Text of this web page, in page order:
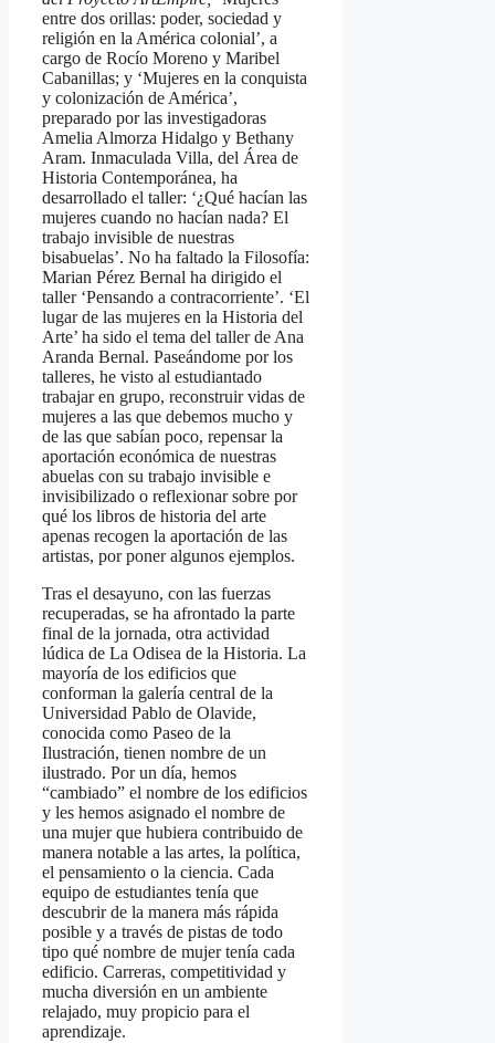
entre dos orillas: poder, sociedad y
religión en la América colonial’, a
cargo de Rocío Moreno y Maribel
Cabanillas; y ‘Mujeres en la conquista
y colonización de América’,
preparado por las investigadoras
Amelia Almorza Hidalgo y Bethany
Aram. Inmaculada Villa, del Área de
Historia Contemporánea, ha
desarrollado el taller: ‘¿Qué hacían las
mujeres cuando no hacían nada? El
trabajo invisible de nuestras
bisabuelas’. No ha faltado la Filosofía:
Marian Pérez Bernal ha dirigido el
taller ‘Pensando a contracorriente’. ‘El
lugar de las mujeres en la Historia del
Arte’ ha sido el tema del taller de Ana
Aranda Bernal. Paseándome por los
talleres, he visto al estudiantado
trabajar en grupo, reconstruir vidas de
mujeres a las que debemos mucho y
de las que sabían poco, repensar la
aportación económica de nuestras
abuelas con su trabajo invisible e
invisibilizado o reflexionar sobre por
qué los libros de historia del arte
apenas recogen la aportación de las
artistas, por poner algunos ejemplos.
Tras el desayuno, con las fuerzas
recuperadas, se ha afrontado la parte
final de la jornada, otra actividad
lúdica de La Odisea de la Historia. La
mayoría de los edificios que
conforman la galería central de la
Universidad Pablo de Olavide,
conocida como Paseo de la
Ilustración, tienen nombre de un
ilustrado. Por un día, hemos
“cambiado” el nombre de los edificios
y les hemos asignado el nombre de
una mujer que hubiera contribuido de
manera notable a las artes, la política,
el pensamiento o la ciencia. Cada
equipo de estudiantes tenía que
descubrir de la manera más rápida
posible y a través de pistas de todo
tipo qué nombre de mujer tenía cada
edificio. Carreras, competitividad y
mucha diversión en un ambiente
relajado, muy propicio para el
aprendizaje.